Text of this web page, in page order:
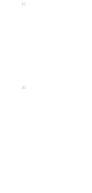
19
20